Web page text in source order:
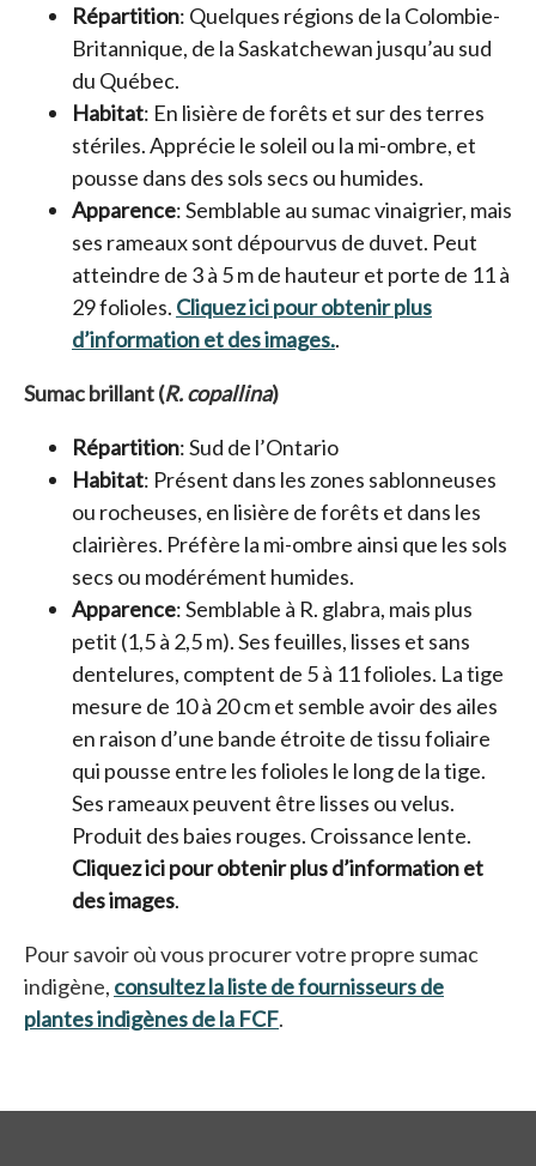
Répartition: Quelques régions de la Colombie-
Britannique, de la Saskatchewan jusqu’au sud
du Québec.
Habitat: En lisière de forêts et sur des terres
stériles. Apprécie le soleil ou la mi-ombre, et
pousse dans des sols secs ou humides.
Apparence: Semblable au sumac vinaigrier, mais
ses rameaux sont dépourvus de duvet. Peut
atteindre de 3 à 5 m de hauteur et porte de 11 à
29 folioles. Cliquez ici pour obtenir plus
d’information et des images.s’ouvre dans un
.
Sumac brillant (R. copallina)
Répartition: Sud de l’Ontario
Habitat: Présent dans les zones sablonneuses
ou rocheuses, en lisière de forêts et dans les
clairières. Préfère la mi-ombre ainsi que les sols
secs ou modérément humides.
Apparence: Semblable à R. glabra, mais plus
petit (1,5 à 2,5 m). Ses feuilles, lisses et sans
dentelures, comptent de 5 à 11 folioles. La tige
mesure de 10 à 20 cm et semble avoir des ailes
en raison d’une bande étroite de tissu foliaire
qui pousse entre les folioles le long de la tige.
Ses rameaux peuvent être lisses ou velus.
Produit des baies rouges. Croissance lente.
Cliquez ici pour obtenir plus d’information et
des images.
Pour savoir où vous procurer votre propre sumac
indigène, consultez la liste de fournisseurs de
plantes indigènes de la FCF.